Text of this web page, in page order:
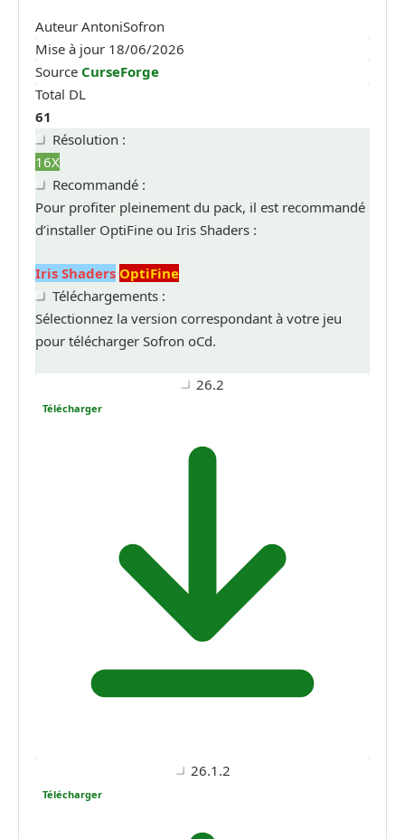
Auteur AntoniSofron
Mise à jour 18/06/2026
Source CurseForge
Total DL
61
Résolution :
16X
Recommandé :
Pour profiter pleinement du pack, il est recommandé
d’installer OptiFine ou Iris Shaders :
Iris Shaders OptiFine
Téléchargements :
Sélectionnez la version correspondant à votre jeu
pour télécharger Sofron oCd.
26.2
Télécharger
26.1.2
Télécharger